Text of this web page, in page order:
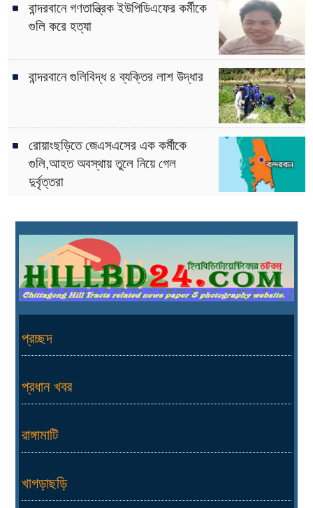
বান্দরবানে গণতান্ত্রিক ইউপিডিএফের কর্মীকে
গুলি করে হত্যা
বান্দরবানে গুলিবিদ্ধ ৪ ব্যক্তির লাশ উদ্ধার
রোয়াংছড়িতে জেএসএসের এক কর্মীকে
গুলি,আহত অবস্থায় তুলে নিয়ে গেল
দুর্বৃত্তরা
প্রচ্ছদ
প্রধান খবর
রাঙ্গামাটি
খাগড়াছড়ি